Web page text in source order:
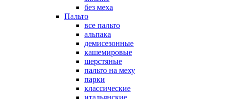
без меха
Пальто
все пальто
альпака
демисезонные
кашемировые
шерстяные
пальто на меху
парки
классические
итальянские